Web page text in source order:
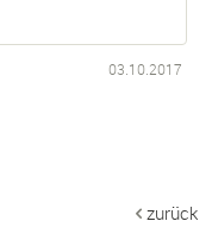
03.10.2017
zurück